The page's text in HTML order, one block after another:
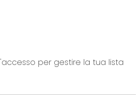
per gestire la tua lista